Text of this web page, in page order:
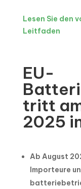
Lesen Sie den
Leitfaden
EU-
tritt
2025
Ab August
Importeure